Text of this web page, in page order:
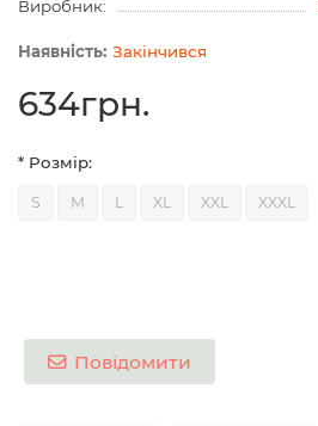
Виробник:
Закінчився
634грн.
* Розмір:
S M L XL XXL XXXL
Повідомити